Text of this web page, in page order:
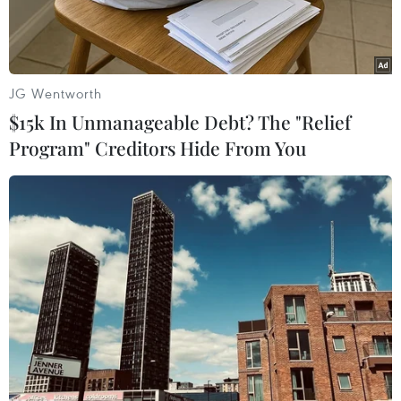
Lực lượng an ninh được triển khai tại hiện trường vụ tấn công ở
thành phố Aden, Yemen. (Ảnh: AFP/TTXVN)
Những cuộc giao tranh quyết liệt ở thành phố
cảng Aden của Yemen và việc liên quân Arab
Saudi Arabia tấn công vào thành phố này đang
JG Wentworth
$15k In Unmanageable Debt? The "Relief
Program" Creditors Hide From You